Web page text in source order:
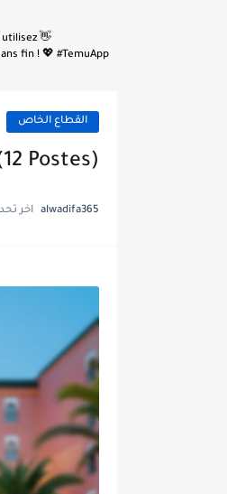
utilisez
fin ! 💖 #TemuApp
القطاع الخاص
Postes)
alwadifa365 اخر